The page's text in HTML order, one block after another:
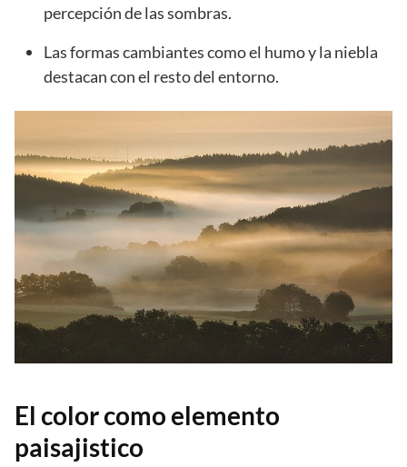
percepción de las sombras.
Las formas cambiantes como el humo y la niebla
destacan con el resto del entorno.
El color como elemento
paisajistico